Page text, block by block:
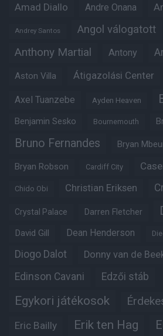
Amad Diallo Andre Onana
Andrey Santos Angol válogatott
Anthony Martial Antony
Aston Villa Átigazolási Center
Axel Tuanzebe Ayden Heaven
Benjamin Sesko Bournemouth
Bruno Fernandes Bryan
Bryan Robson Cardiff City
Chido Obi Christian Eriksen
Crystal Palace Darren Fletcher
David Gill Dean Henderson
Diogo Dalot Donny van de
Edinson Cavani Edzői stáb
Egykori játékosok
Eric Bailly Erik ten Hag